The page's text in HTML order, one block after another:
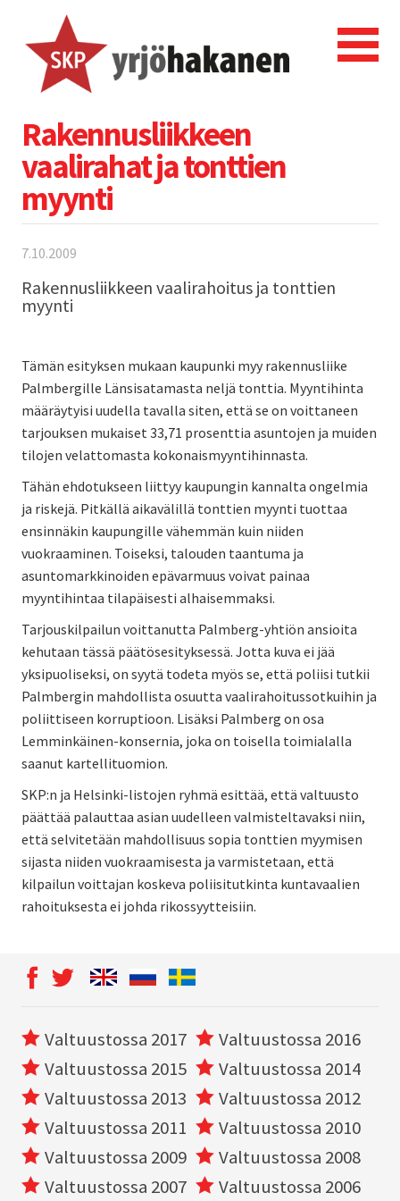
Rakennusliikkeen
vaalirahat ja tonttien
myynti
7.10.2009
Rakennusliikkeen vaalirahoitus ja tonttien
myynti
Tämän esityksen mukaan kaupunki myy rakennusliike
Palmbergille Länsisatamasta neljä tonttia. Myyntihinta
määräytyisi uudella tavalla siten, että se on voittaneen
tarjouksen mukaiset 33,71 prosenttia asuntojen ja muiden
tilojen velattomasta kokonaismyyntihinnasta.
Tähän ehdotukseen liittyy kaupungin kannalta ongelmia
ja riskejä. Pitkällä aikavälillä tonttien myynti tuottaa
ensinnäkin kaupungille vähemmän kuin niiden
vuokraaminen. Toiseksi, talouden taantuma ja
asuntomarkkinoiden epävarmuus voivat painaa
myyntihintaa tilapäisesti alhaisemmaksi.
Tarjouskilpailun voittanutta Palmberg-yhtiön ansioita
kehutaan tässä päätösesityksessä. Jotta kuva ei jää
yksipuoliseksi, on syytä todeta myös se, että poliisi tutkii
Palmbergin mahdollista osuutta vaalirahoitussotkuihin ja
poliittiseen korruptioon. Lisäksi Palmberg on osa
Lemminkäinen-konsernia, joka on toisella toimialalla
saanut kartellituomion.
SKP:n ja Helsinki-listojen ryhmä esittää, että valtuusto
päättää palauttaa asian uudelleen valmisteltavaksi niin,
että selvitetään mahdollisuus sopia tonttien myymisen
sijasta niiden vuokraamisesta ja varmistetaan, että
kilpailun voittajan koskeva poliisitutkinta kuntavaalien
rahoituksesta ei johda rikossyytteisiin.
Valtuustossa 2017
Valtuustossa 2016
Valtuustossa 2015
Valtuustossa 2014
Valtuustossa 2013
Valtuustossa 2012
Valtuustossa 2011
Valtuustossa 2010
Valtuustossa 2009
Valtuustossa 2008
Valtuustossa 2007
Valtuustossa 2006